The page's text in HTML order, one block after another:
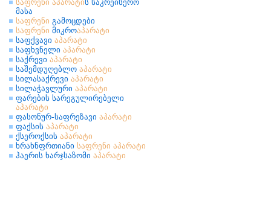
საფრენი აპარატის საკრეისერო
მასა
საფრენი გამოცდები
საფრენი მიკროაპარატი
საფქვავი აპარატი
საფხვნელი აპარატი
საქრევი აპარატი
საშემდუღებლო აპარატი
სილასაქრევი აპარატი
სილაჭავლური აპარატი
ფარების სარეგულირებელი
აპარატი
ფასონურ-საფრეზავი აპარატი
ფაქსის აპარატი
ქსეროქსის აპარატი
ხრახნფრთიანი საფრენი აპარატი
ჰაერის ხარჯსაზომი აპარატი